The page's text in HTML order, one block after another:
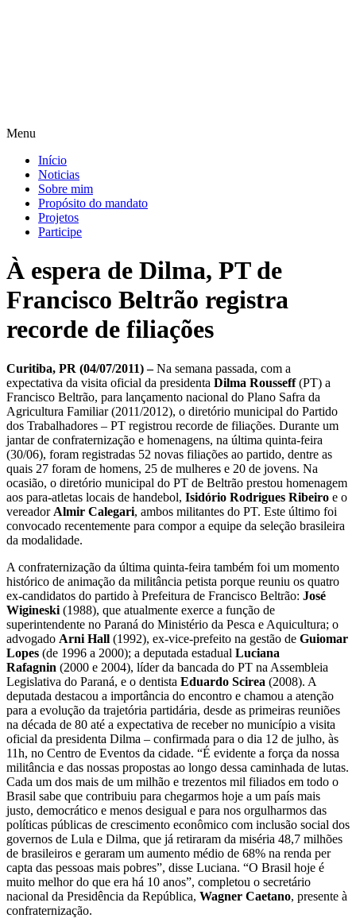
Menu
Início
Noticias
Sobre mim
Propósito do mandato
Projetos
Participe
À espera de Dilma, PT de
Francisco Beltrão registra
recorde de filiações
Curitiba, PR (04/07/2011) –Na semana passada, com a
expectativa da visita oficial da presidenta Dilma Rousseff(PT) a
Francisco Beltrão, para lançamento nacional do Plano Safra da
Agricultura Familiar (2011/2012), o diretório municipal do Partido
dos Trabalhadores – PT registrou recorde de filiações. Durante um
jantar de confraternização e homenagens, na última quinta-feira
(30/06), foram registradas 52 novas filiações ao partido, dentre as
quais 27 foram de homens, 25 de mulheres e 20 de jovens. Na
ocasião, o diretório municipal do PT de Beltrão prestou homenagem
aos para-atletas locais de handebol, Isidório Rodrigues Ribeiro e o
vereador Almir Calegari, ambos militantes do PT. Este último foi
convocado recentemente para compor a equipe da seleção brasileira
da modalidade.
A confraternização da última quinta-feira também foi um momento
histórico de animação da militância petista porque reuniu os quatro
ex-candidatos do partido à Prefeitura de Francisco Beltrão: José
Wigineski (1988), que atualmente exerce a função de
superintendente no Paraná do Ministério da Pesca e Aquicultura; o
advogado Arni Hall (1992), ex-vice-prefeito na gestão de Guiomar
Lopes (de 1996 a 2000); a deputada estadual Luciana
Rafagnin (2000 e 2004), líder da bancada do PT na Assembleia
Legislativa do Paraná, e o dentista Eduardo Scirea (2008). A
deputada destacou a importância do encontro e chamou a atenção
para a evolução da trajetória partidária, desde as primeiras reuniões
na década de 80 até a expectativa de receber no município a visita
oficial da presidenta Dilma – confirmada para o dia 12 de julho, às
11h, no Centro de Eventos da cidade. “É evidente a força da nossa
militância e das nossas propostas ao longo dessa caminhada de lutas.
Cada um dos mais de um milhão e trezentos mil filiados em todo o
Brasil sabe que contribuiu para chegarmos hoje a um país mais
justo, democrático e menos desigual e para nos orgulharmos das
políticas públicas de crescimento econômico com inclusão social dos
governos de Lula e Dilma, que já retiraram da miséria 48,7 milhões
de brasileiros e geraram um aumento médio de 68% na renda per
capta das pessoas mais pobres”, disse Luciana. “O Brasil hoje é
muito melhor do que era há 10 anos”, completou o secretário
nacional da Presidência da República, Wagner Caetano, presente à
confraternização.